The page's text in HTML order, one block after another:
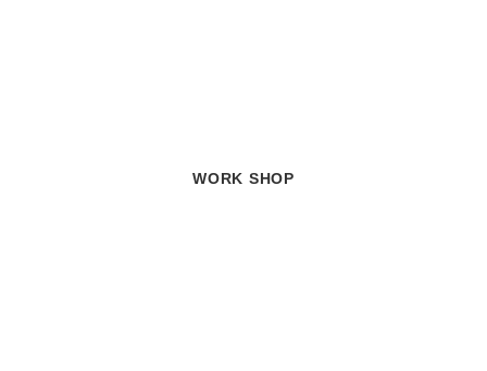
WORK SHOP